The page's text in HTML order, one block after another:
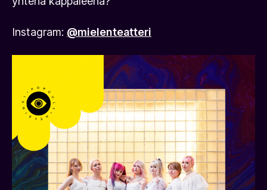
Instagram: @mielenteatteri